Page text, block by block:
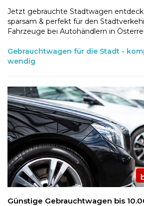
Jetzt gebrauchte Stadtwagen
sparsam & perfekt für den
Fahrzeuge bei Autohändlern in
Gebrauchtwagen für die Stadt -
wendig
Günstige Gebrauchtwagen bis